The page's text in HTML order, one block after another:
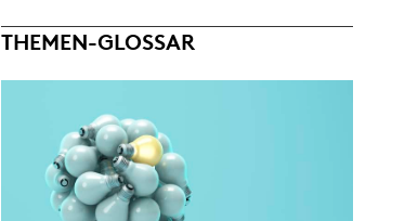
THEMEN-GLOSSAR